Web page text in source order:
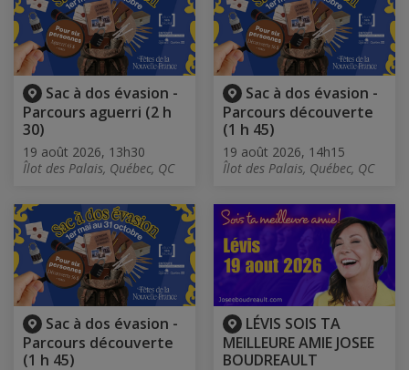
Sac à dos évasion -
Parcours aguerri (2 h
30)
19 août 2026, 13h30
Îlot des Palais, Québec, QC
Sac à dos évasion -
Parcours découverte
(1 h 45)
19 août 2026, 14h15
Îlot des Palais, Québec, QC
Sac à dos évasion -
Parcours découverte
(1 h 45)
LÉVIS SOIS TA
MEILLEURE AMIE JOSEE
BOUDREAULT